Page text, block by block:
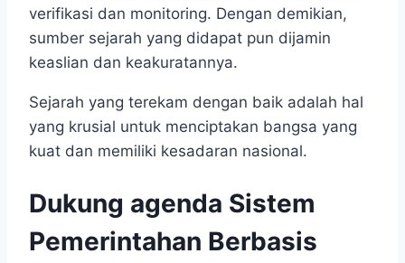
verifikasi dan monitoring. Dengan demikian,
sumber sejarah yang didapat pun dijamin
keaslian dan keakuratannya.
Sejarah yang terekam dengan baik adalah hal
yang krusial untuk menciptakan bangsa yang
kuat dan memiliki kesadaran nasional.
Dukung agenda Sistem
Pemerintahan Berbasis